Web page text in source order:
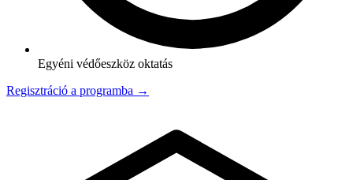
Egyéni védőeszköz oktatás
Regisztráció a programba →